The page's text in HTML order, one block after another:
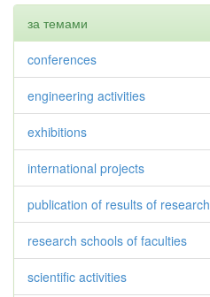
за темами
conferences
engineering activities
exhibitions
international projects
publication of results of research
research schools of faculties
scientific activities